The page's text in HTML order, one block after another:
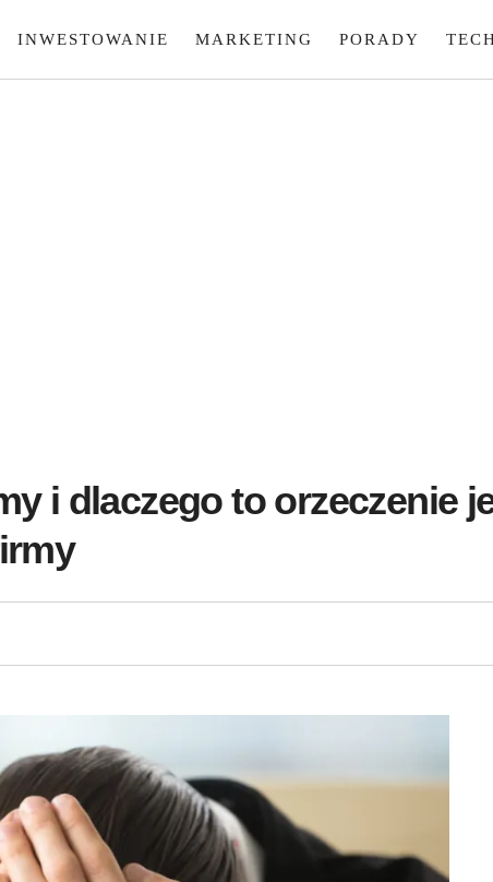
INWESTOWANIE MARKETING PORADY
i dlaczego to orzeczenie